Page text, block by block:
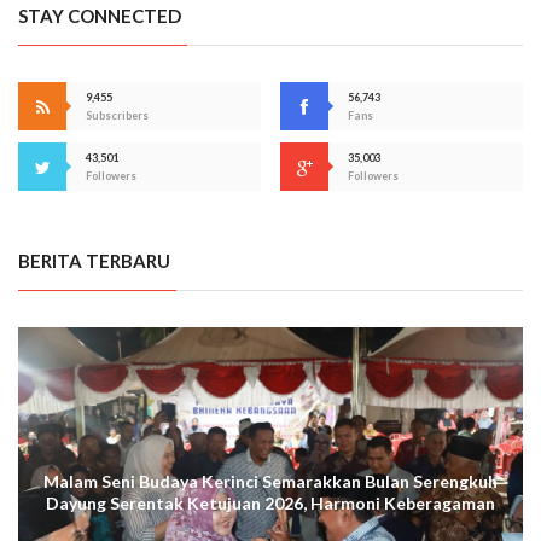
STAY CONNECTED
9,455
Subscribers
56,743
Fans
43,501
Followers
35,003
Followers
BERITA TERBARU
Malam Seni Budaya Kerinci Semarakkan Bulan Serengkuh
Dayung Serentak Ketujuan 2026, Harmoni Keberagaman
Terus Menggema di Kuala Tungkal